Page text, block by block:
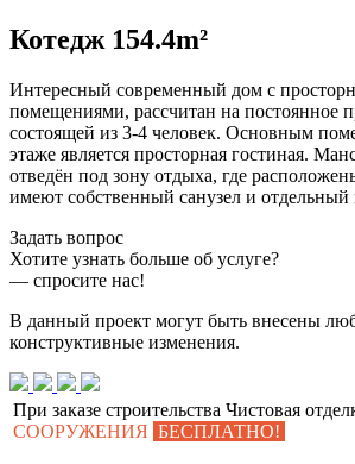
Котедж 154.4m²
Интересный современный дом с
помещениями, рассчитан на постоянное
состоящей из 3-4 человек. Основным
этаже является просторная гостиная.
отведён под зону отдыха, где
имеют собственный санузел и отдельный
Задать вопрос
Хотите узнать больше об услуге?
— спросите нас!
В данный проект могут быть внесены
конструктивные изменения.
При заказе строительства Чистовая
СООРУЖЕНИЯ БЕСПЛАТНО!